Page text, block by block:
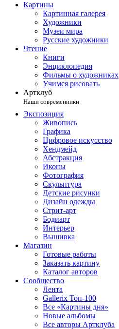
Картины
Картинная галерея
Художники
Музеи мира
Русские художники
Чтение
Книги
Энциклопедия
Фильмы о художниках
Учимся рисовать
Артклуб
Наши современники
Экспозиция
Живопись
Графика
Цифровое искусство
Хендмейд
Абстракция
Иконы
Фотография
Скульптура
Детские рисунки
Дизайн одежды
Стрит-арт
Бодиарт
Интерьер
Вышивка
Магазин
Готовые работы
Заказать картину
Каталог авторов
Сообщество
Лента
Gallerix Топ-100
Все «Картины дня»
Новые альбомы
Все авторы Артклуба